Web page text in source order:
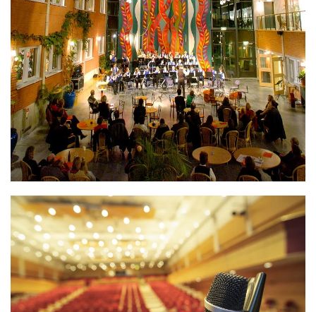
Vinterträdgården är mest lämpad för stora mässor,
middagar, middagsshower, pubkvällar, konserter,
modevisningar, utställningar med mycket mera.
LÄS MER >>
Peterson Berger-hallen är Folkets Hus största lokal
med utdragbara läktare. Här arrangeras det bl a
danser, middagar, mässor, konferenser,